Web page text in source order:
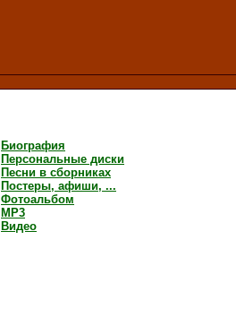
Биография
Персональные диски
Песни в сборниках
Постеры, афиши, ...
Фотоальбом
MP3
Видео